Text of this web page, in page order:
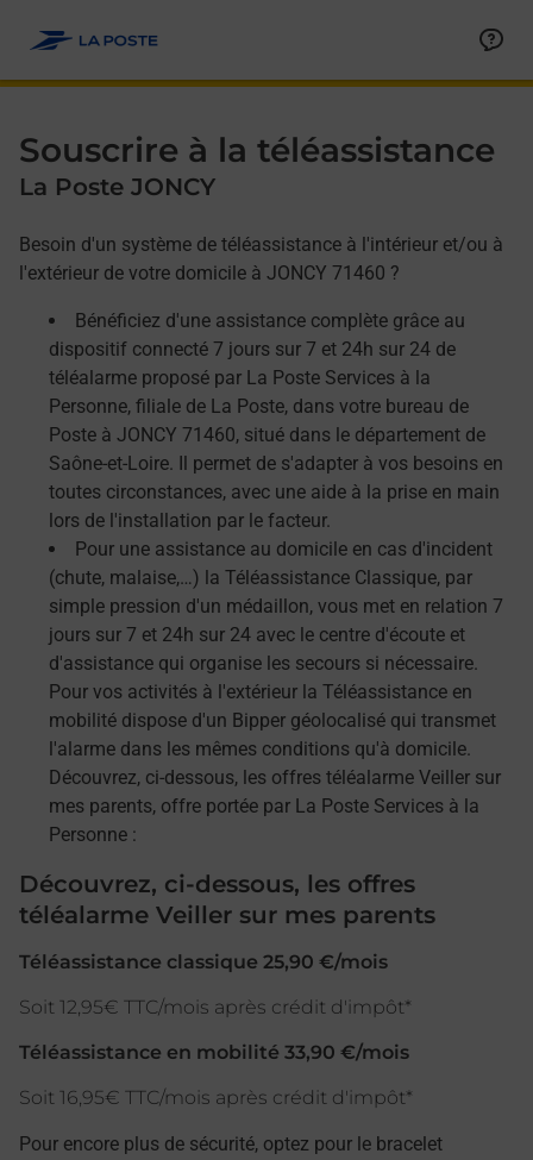
Souscrire à la téléassistance
La Poste JONCY
Besoin d'un système de téléassistance à l'intérieur et/ou à
l'extérieur de votre domicile à JONCY 71460 ?
Bénéficiez d'une assistance complète grâce au
dispositif connecté 7 jours sur 7 et 24h sur 24 de
téléalarme proposé par La Poste Services à la
Personne, filiale de La Poste, dans votre bureau de
Poste à JONCY 71460, situé dans le département de
Saône-et-Loire. Il permet de s'adapter à vos besoins en
toutes circonstances, avec une aide à la prise en main
lors de l'installation par le facteur.
Pour une assistance au domicile en cas d'incident
(chute, malaise,…) la Téléassistance Classique, par
simple pression d'un médaillon, vous met en relation 7
jours sur 7 et 24h sur 24 avec le centre d'écoute et
d'assistance qui organise les secours si nécessaire.
Pour vos activités à l'extérieur la Téléassistance en
mobilité dispose d'un Bipper géolocalisé qui transmet
l'alarme dans les mêmes conditions qu'à domicile.
Découvrez, ci-dessous, les offres téléalarme Veiller sur
mes parents, offre portée par La Poste Services à la
Personne :
Découvrez, ci-dessous, les offres
téléalarme Veiller sur mes parents
Téléassistance classique 25,90 €/mois
Soit 12,95€ TTC/mois après crédit d'impôt*
Téléassistance en mobilité 33,90 €/mois
Soit 16,95€ TTC/mois après crédit d'impôt*
Pour encore plus de sécurité, optez pour le bracelet